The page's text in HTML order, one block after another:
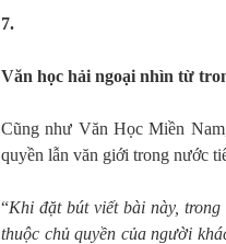
7.
Văn học hải ngoại nhìn từ
Cũng như Văn Học Miền
quyền lẫn văn giới trong nước
“Khi đặt bút viết bài này,
thuộc chủ quyền của người